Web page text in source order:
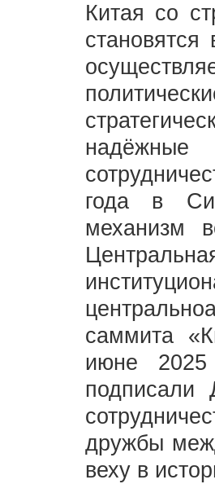
Китая со
надёжные
года в
механизм
саммита
июне
подписали
дружбы
веху в